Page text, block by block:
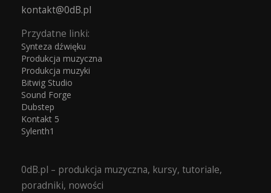
kontakt@0dB.pl
Przydatne linki:
Synteza dźwięku
Produkcja muzyczna
Produkcja muzyki
Bitwig Studio
Sound Forge
Dubstep
Kontakt 5
Sylenth1
0dB.pl – produkcja muzyczna, kursy, tutoriale,
poradniki, nowości